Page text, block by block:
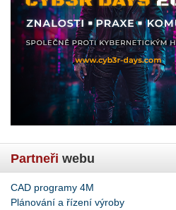
Partneři webu
CAD programy 4M
Plánování a řízení výroby